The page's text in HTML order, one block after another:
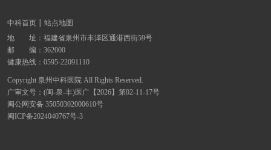
中科首页
站点地图
地 址： 福建省泉州市丰泽区通港西街59号
邮 编：362000
健康热线： 0595-22091110
Copyright 泉州中科医院 All Rights Reserved.
广审文号：(闽-泉-丰)医广【2026】第02-11-17号
闽公网安备 35050302000610号
闽ICP备2024040767号-3